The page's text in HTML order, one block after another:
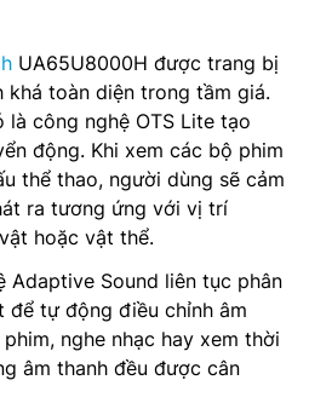
UA65U8000H được trang bị
khá toàn diện trong tầm giá.
công nghệ OTS Lite tạo
động. Khi xem các bộ phim
thể thao, người dùng sẽ cảm
ra tương ứng với vị trí
hoặc vật thể.
Adaptive Sound liên tục phân
để tự động điều chỉnh âm
nghe nhạc hay xem thời
âm thanh đều được cân